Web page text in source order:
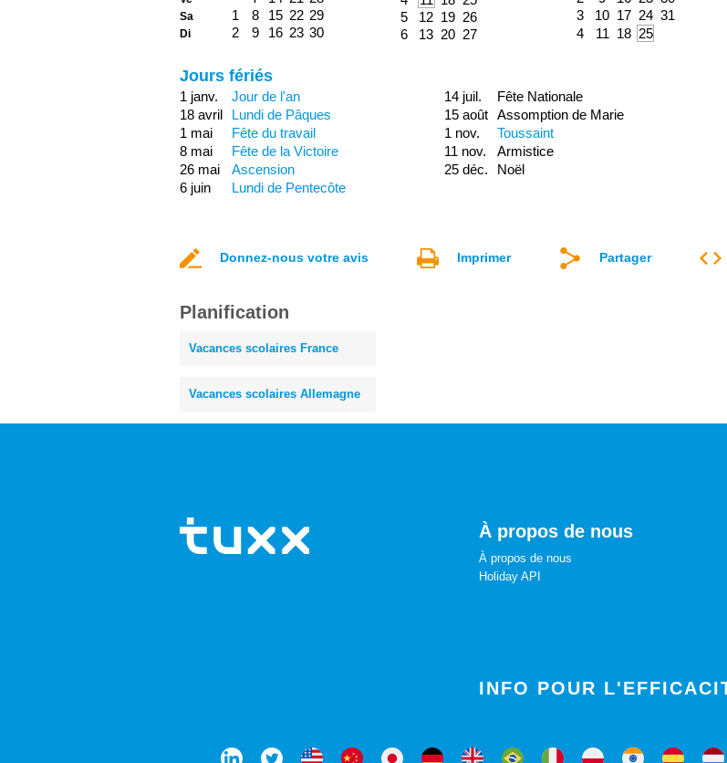
Sa 1 8 15 22 29
Di 2 9 16 23 30
5
12 19 26
6
13 20 27
3
10 17 24 31
4
11 18 25
Jours fériés
1 janv.
Jour de l'an
18 avril
Lundi de Pâques
1 mai
Fête du travail
8 mai
Fête de la Victoire
26 mai
Ascension
6 juin
Lundi de Pentecôte
14 juil.
Fête Nationale
15 août Assomption de Marie
1 nov.
Toussaint
11 nov.
Armistice
25 déc.
Noël
Donnez-nous votre avis Imprimer Partager
Planification
Vacances scolaires France
Vacances scolaires Allemagne
À propos de nous
À propos de nous
Holiday API
INFO POUR